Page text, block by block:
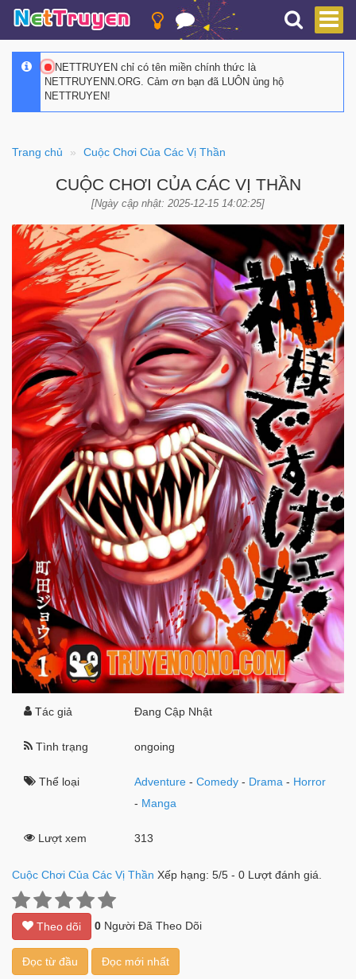
NETTRUYEN chỉ có tên miền chính thức là
NETTRUYENN.ORG. Cảm ơn bạn đã LUÔN ủng hộ
NETTRUYEN!
Trang chủ Cuộc Chơi Của Các Vị Thần
CUỘC CHƠI CỦA CÁC VỊ THẦN
[Ngày cập nhật: 2025-12-15 14:02:25]
Tác giả Đang Cập Nhật
Tình trạng ongoing
Thể loại Adventure -Comedy - Drama - Horror
- Manga
Lượt xem 313
Cuộc Chơi Của Các Vị Thần Xếp hạng: 5/5 - 0 Lượt đánh giá.
Theo dõi 0 Người Đã Theo Dõi
Đọc từ đầu Đọc mới nhất